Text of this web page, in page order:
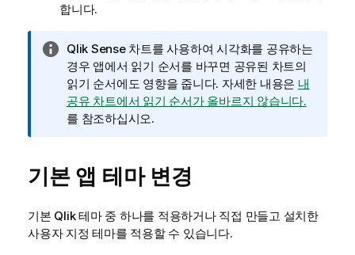
합니다.
정
보
메
모
Qlik Sense차트를 사용하여 시각화를 공유하는
경우 앱에서 읽기 순서를 바꾸면 공유된 차트의
읽기 순서에도 영향을 줍니다. 자세한 내용은 내
공유 차트에서 읽기 순서가 올바르지 않습니다.
를 참조하십시오.
기본 앱 테마 변경
기본 Qlik테마 중 하나를 적용하거나 직접 만들고 설치한
사용자 지정 테마를 적용할 수 있습니다.